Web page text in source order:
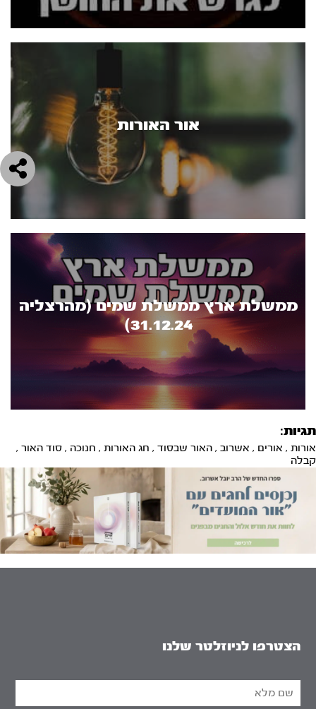
אור האורות
ממשלת ארץ ממשלת שמים (מהרצליה
31.12.24)
תגיות:
אורות , אורים , אשרוב , האור שבסוד , חג האורות , חנוכה , סוד האור ,
קבלה
הצטרפו לניוזלטר שלנו